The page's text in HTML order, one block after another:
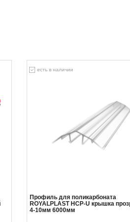
есть в наличии
Профиль для поликарбоната
ROYALPLAST HCP-U крышка
4-10мм 6000мм